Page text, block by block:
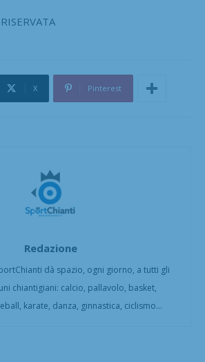
X Pinterest
Redazione
dà spazio, ogni giorno, a tutti gli
chiantigiani: calcio, pallavolo, basket,
karate, danza, ginnastica, ciclismo...